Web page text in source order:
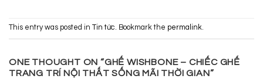
This entry was posted in Tin tức. Bookmark the permalink.
ONE THOUGHT ON “GHẾ WISHBONE – CHIẾC GHẾ
TRANG TRÍ NỘI THẤT SỐNG MÃI THỜI GIAN”